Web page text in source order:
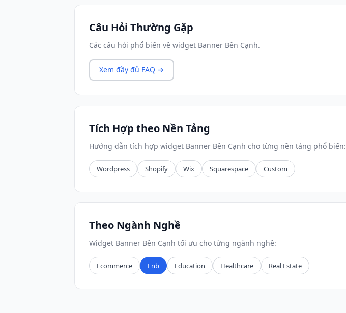
Câu Hỏi Thường Gặp
Các câu hỏi phổ biến về widget Banner Bên Cạnh.
Xem đầy đủ FAQ →
Tích Hợp theo Nền Tảng
Hướng dẫn tích hợp widget Banner Bên Cạnh cho từng nền tảng phổ biến:
Wordpress Shopify Wix Squarespace Custom
Theo Ngành Nghề
Widget Banner Bên Cạnh tối ưu cho từng ngành nghề:
Ecommerce Fnb Education Healthcare Real Estate